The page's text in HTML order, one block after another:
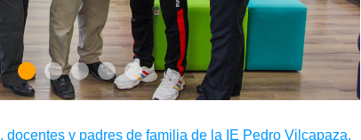
docentes y padres de familia de la IE Pedro Vilcapaza.